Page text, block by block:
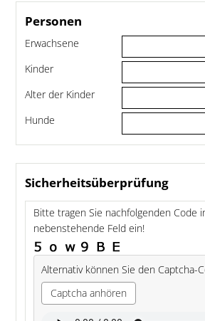
Personen
Erwachsene
Kinder
Alter der Kinder
Hunde
Sicherheitsüberprüfung
Bitte tragen Sie nachfolgenden Code
nebenstehende Feld ein!
Alternativ können Sie den Captcha-
Captcha anhören